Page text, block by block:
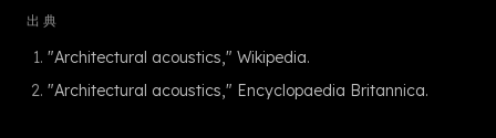
出典
"Architectural acoustics," Wikipedia.
"Architectural acoustics," Encyclopaedia Britannica.